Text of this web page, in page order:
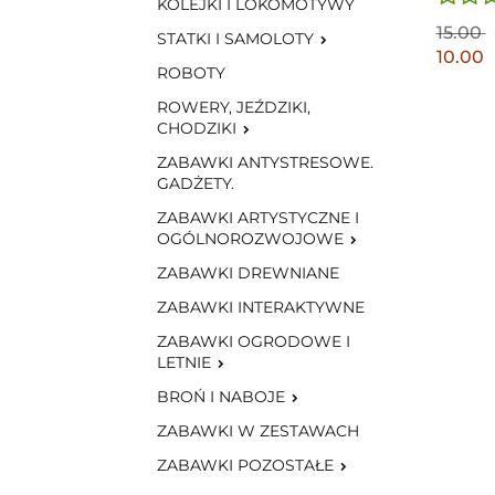
KOLEJKI I LOKOMOTYWY
STATKI I SAMOLOTY
ROBOTY
ROWERY, JEŹDZIKI,
CHODZIKI
ZABAWKI ANTYSTRESOWE.
GADŻETY.
ZABAWKI ARTYSTYCZNE I
OGÓLNOROZWOJOWE
ZABAWKI DREWNIANE
ZABAWKI INTERAKTYWNE
ZABAWKI OGRODOWE I
LETNIE
BROŃ I NABOJE
ZABAWKI W ZESTAWACH
ZABAWKI POZOSTAŁE
15.00
10.00